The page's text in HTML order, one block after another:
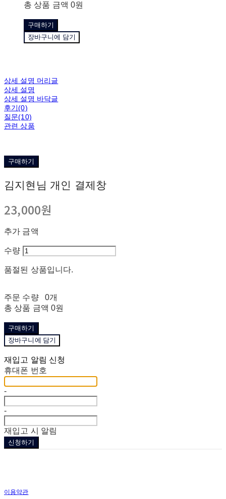
총 상품 금액 0원
구매하기
장바구니에 담기
상세 설명 머리글
상세 설명
상세 설명 바닥글
후기(0)
질문(10)
관련 상품
구매하기
김지현님 개인 결제창
23,000원
추가 금액
수량
품절된 상품입니다.
주문 수량
0개
총 상품 금액 0원
구매하기
장바구니에 담기
재입고 알림 신청
휴대폰 번호
-
-
재입고 시 알림
신청하기
이용약관